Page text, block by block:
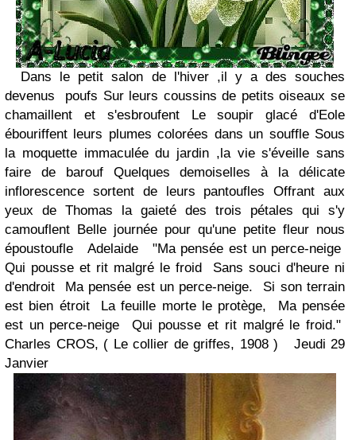
Dans le petit salon de l'hiver ,il y a des souches
devenus poufs Sur leurs coussins de petits oiseaux se
chamaillent et s'esbroufent Le soupir glacé d'Eole
ébouriffent leurs plumes colorées dans un souffle Sous
la moquette immaculée du jardin ,la vie s'éveille sans
faire de barouf Quelques demoiselles à la délicate
inflorescence sortent de leurs pantoufles Offrant aux
yeux de Thomas la gaieté des trois pétales qui s'y
camouflent Belle journée pour qu'une petite fleur nous
époustoufle Adelaide "Ma pensée est un perce-neige
Qui pousse et rit malgré le froid Sans souci d'heure ni
d'endroit Ma pensée est un perce-neige. Si son terrain
est bien étroit La feuille morte le protège, Ma pensée
est un perce-neige Qui pousse et rit malgré le froid."
Charles CROS, ( Le collier de griffes, 1908 ) Jeudi 29
Janvier